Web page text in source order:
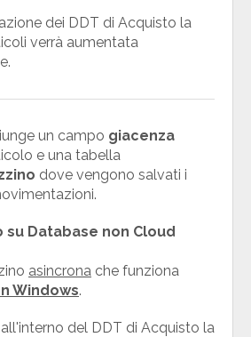
dei DDT di Acquisto la
verrà aumentata
un campo giacenza
e una tabella
dove vengono salvati i
su Database non Cloud
asincrona che funziona
Windows.
del DDT di Acquisto la